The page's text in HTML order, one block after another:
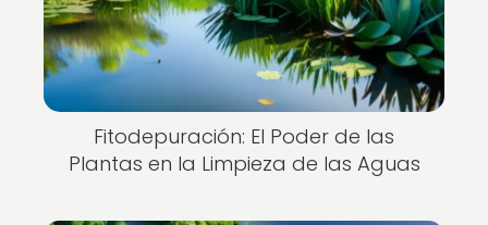
Fitodepuración: El Poder de las
Plantas en la Limpieza de las Aguas